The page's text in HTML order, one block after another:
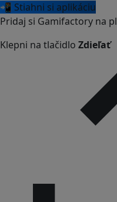
📲 Stiahni si aplikáciu
Pridaj si Gamifactory na
Klepni na tlačidlo Zdieľať